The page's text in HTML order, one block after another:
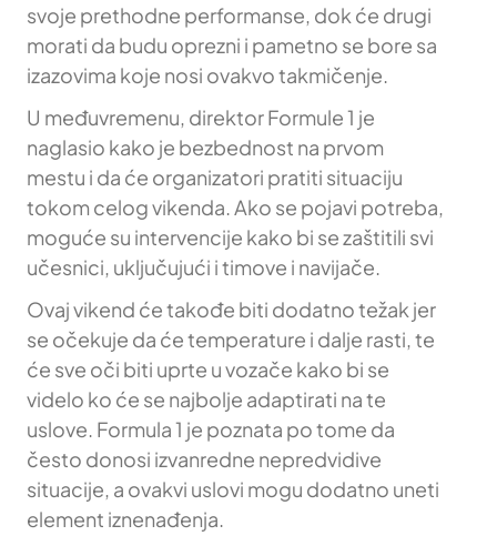
svoje prethodne performanse, dok će drugi
morati da budu oprezni i pametno se bore sa
izazovima koje nosi ovakvo takmičenje.
U međuvremenu, direktor Formule 1 je
naglasio kako je bezbednost na prvom
mestu i da će organizatori pratiti situaciju
tokom celog vikenda. Ako se pojavi potreba,
moguće su intervencije kako bi se zaštitili svi
učesnici, uključujući i timove i navijače.
Ovaj vikend će takođe biti dodatno težak jer
se očekuje da će temperature i dalje rasti, te
će sve oči biti uprte u vozače kako bi se
videlo ko će se najbolje adaptirati na te
uslove. Formula 1 je poznata po tome da
često donosi izvanredne nepredvidive
situacije, a ovakvi uslovi mogu dodatno uneti
element iznenađenja.